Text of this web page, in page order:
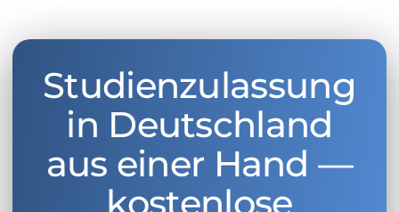
Studienzulassung
in Deutschland
aus einer Hand —
kostenlose